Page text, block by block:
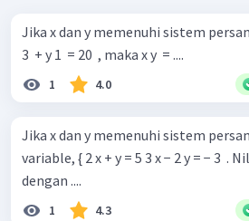
Jika x dan y memenuhi sistem
3 ​ + y 1 ​ = 20 ​ , maka x y ​ = ....
1 4.0
Jika x dan y memenuhi sistem
variable, { 2 x + y = 5 3 x − 2 y = − 3 ​ .
dengan ....
1 4.3